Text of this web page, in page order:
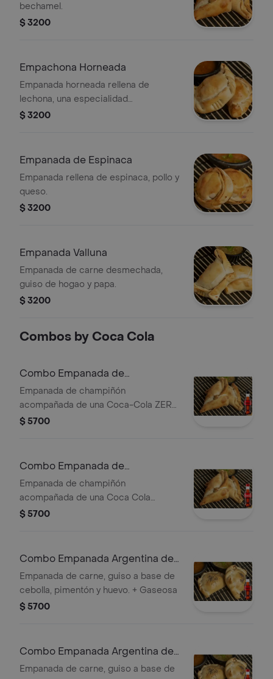
bechamel.
$ 3200
Empachona Horneada
Empanada horneada rellena de
lechona, una especialidad
colombiana.
$ 3200
Empanada de Espinaca
Empanada rellena de espinaca, pollo y
queso.
$ 3200
Empanada Valluna
Empanada de carne desmechada,
guiso de hogao y papa.
$ 3200
Combos by Coca Cola
Combo Empanada de
Champiñón + Coca-Cola ZERO
250 ml
Empanada de champiñón
acompañada de una Coca-Cola ZERO
de 250 ml.
$ 5700
Combo Empanada de
Champiñón + Coca Cola Original
250ML
Empanada de champiñón
acompañada de una Coca Cola
Original de 250 ml.
$ 5700
Combo Empanada Argentina de
Carne +Cocacola ZERO 250ml
Empanada de carne, guiso a base de
cebolla, pimentón y huevo. + Gaseosa
$ 5700
Combo Empanada Argentina de
Carne +Cocacola Orig 250ML
Empanada de carne, guiso a base de